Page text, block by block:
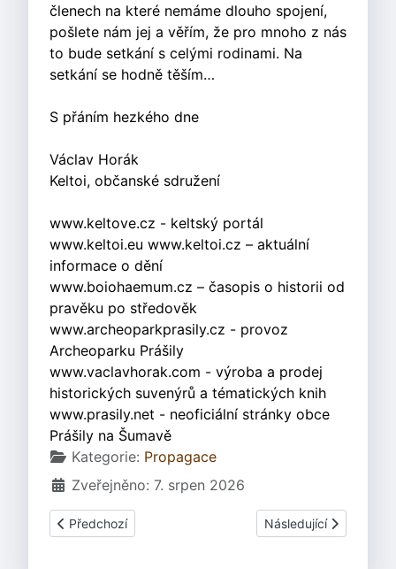
členech na které nemáme dlouho spojení,
pošlete nám jej a věřím, že pro mnoho z nás
to bude setkání s celými rodinami. Na
setkání se hodně těším…
S přáním hezkého dne
Václav Horák
Keltoi, občanské sdružení
www.keltove.cz - keltský portál
www.keltoi.eu www.keltoi.cz – aktuální
informace o dění
www.boiohaemum.cz – časopis o historii od
pravěku po středověk
www.archeoparkprasily.cz - provoz
Archeoparku Prášily
www.vaclavhorak.com - výroba a prodej
historických suvenýrů a tématických knih
www.prasily.net - neoficiální stránky obce
Prášily na Šumavě
Základní údaje
Kategorie: Propagace
Zveřejněno: 7. srpen 2026
Předchozí článek: Keltský kalendář
Předchozí Další článek:
Následující